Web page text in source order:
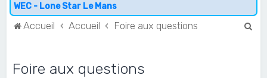
WEC - Lone Star Le Mans
Accueil Accueil Foire aux questions
Foire aux questions